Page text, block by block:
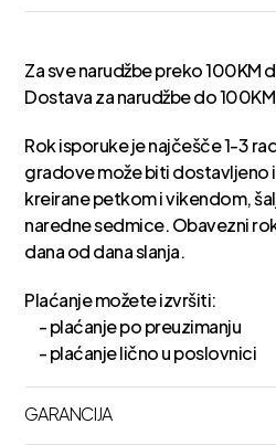
Za sve narudžbe preko 100KM
Dostava za narudžbe do 100KM
Rok isporuke je najčešče 1-3
gradove može biti dostavljeno
kreirane petkom i vikendom,
naredne sedmice. Obavezni
dana od dana slanja.
Plaćanje možete izvršiti:
- plaćanje po preuzimanju
- plaćanje lično u poslovnici
GARANCIJA